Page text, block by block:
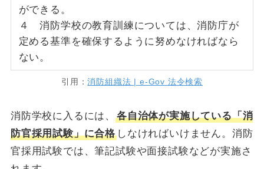
ができる。
４ 消防学校の教育訓練については、消防庁が
定める基準を確保するように努めなければなら
ない。
引用：消防組織法 | e-Gov 法令検索
消防学校に入るには、
各自治体が実施している「消
防官採用試験」に合格しなければいけません。消防
官採用試験では、筆記試験や面接試験などが実施さ